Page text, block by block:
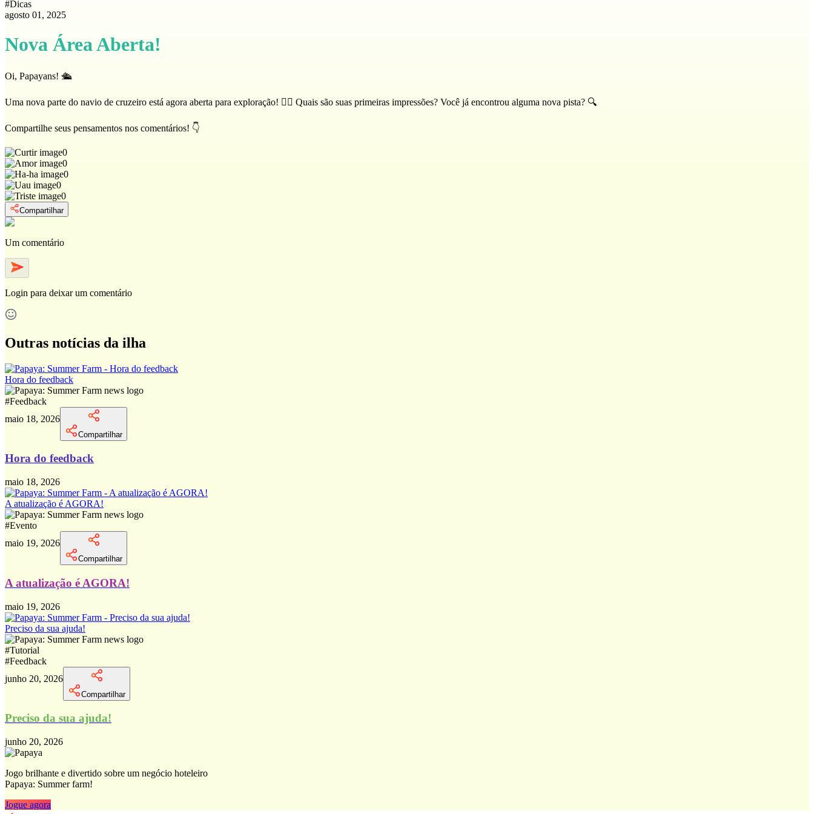
#Dicas
agosto 01, 2025
Nova Área Aberta!
Oi, Papayans! 🛳️
Uma nova parte do navio de cruzeiro está agora aberta para exploração! 🕵️‍♀️ Quais são suas primeiras impressões? Você já encontrou alguma nova pista? 🔍
Compartilhe seus pensamentos nos comentários! 👇
0
0
0
0
0
Compartilhar
Um comentário
Login para deixar um comentário
Outras notícias da ilha
Hora do feedback
#Feedback
maio 18, 2026
Compartilhar
Hora do feedback
maio 18, 2026
A atualização é AGORA!
#Evento
maio 19, 2026
Compartilhar
A atualização é AGORA!
maio 19, 2026
Preciso da sua ajuda!
#Tutorial
#Feedback
junho 20, 2026
Compartilhar
Preciso da sua ajuda!
junho 20, 2026
Jogo brilhante e divertido sobre um negócio hoteleiro
Papaya: Summer farm!
Jogue agora